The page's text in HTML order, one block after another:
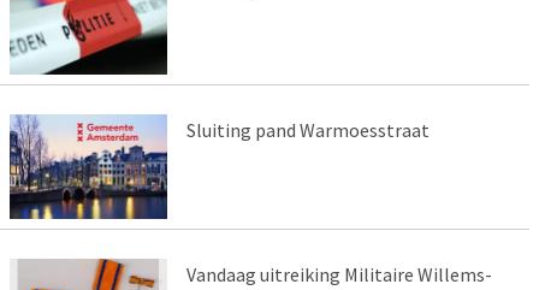
Sluiting pand Warmoesstraat
Vandaag uitreiking Militaire Willems-